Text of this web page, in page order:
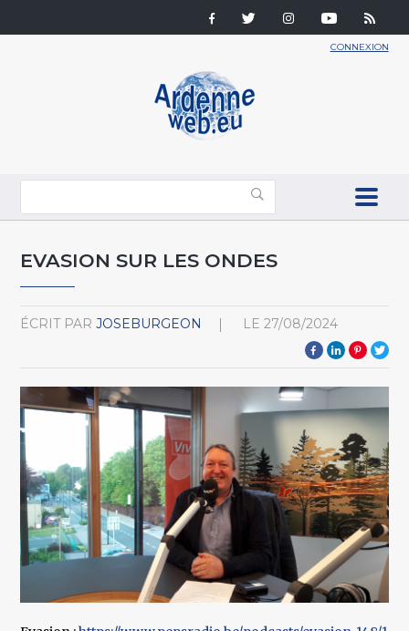
CONNEXION
EVASION SUR LES ONDES
ÉCRIT PAR JOSEBURGEON LE 27/08/2024